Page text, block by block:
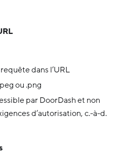
dans l’URL
ou .png
par DoorDash et non
d’autorisation, c.-à-d.